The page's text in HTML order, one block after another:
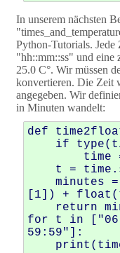
In unserem nächsten
Python-Tutorials. Jede
"hh::mm::ss" und eine
25.0 C°. Wir müssen
konvertieren. Die Zeit
angegeben. Wir
in Minuten wandelt:
def
if
type(
time
t
= time .
minutes
=
[ 1 ]) + float (
return
for
t in [
59:59" ]:
print (